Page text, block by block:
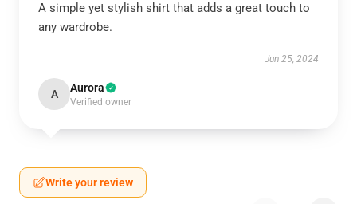
A simple yet stylish shirt that adds a great touch to
any wardrobe.
Jun 25, 2024
A Aurora
Verified owner
Write your review